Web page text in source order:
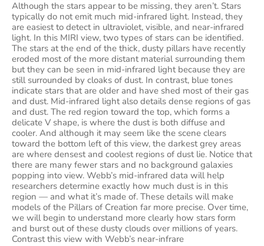
Although the stars appear to be missing, they aren’t. Stars
typically do not emit much mid-infrared light. Instead, they
are easiest to detect in ultraviolet, visible, and near-infrared
light. In this MIRI view, two types of stars can be identified.
The stars at the end of the thick, dusty pillars have recently
eroded most of the more distant material surrounding them
but they can be seen in mid-infrared light because they are
still surrounded by cloaks of dust. In contrast, blue tones
indicate stars that are older and have shed most of their gas
and dust. Mid-infrared light also details dense regions of gas
and dust. The red region toward the top, which forms a
delicate V shape, is where the dust is both diffuse and
cooler. And although it may seem like the scene clears
toward the bottom left of this view, the darkest grey areas
are where densest and coolest regions of dust lie. Notice that
there are many fewer stars and no background galaxies
popping into view. Webb’s mid-infrared data will help
researchers determine exactly how much dust is in this
region — and what it’s made of. These details will make
models of the Pillars of Creation far more precise. Over time,
we will begin to understand more clearly how stars form
and burst out of these dusty clouds over millions of years.
Contrast this view with Webb’s near-infrare